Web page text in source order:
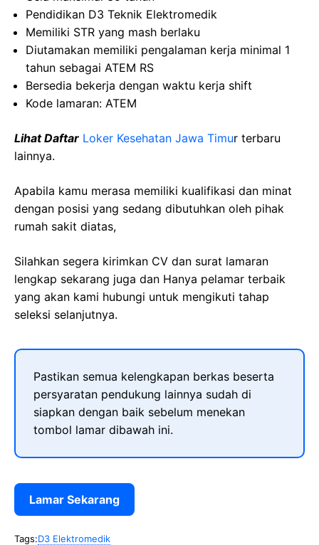
Pendidikan D3 Teknik Elektromedik
Memiliki STR yang mash berlaku
Diutamakan memiliki pengalaman kerja minimal 1
tahun sebagai ATEM RS
Bersedia bekerja dengan waktu kerja shift
Kode lamaran: ATEM
Lihat Daftar Loker Kesehatan Jawa Timur terbaru
lainnya.
Apabila kamu merasa memiliki kualifikasi dan minat
dengan posisi yang sedang dibutuhkan oleh pihak
rumah sakit diatas,
Silahkan segera kirimkan CV dan surat lamaran
lengkap sekarang juga dan Hanya pelamar terbaik
yang akan kami hubungi untuk mengikuti tahap
seleksi selanjutnya.
Pastikan semua kelengkapan berkas beserta
persyaratan pendukung lainnya sudah di
siapkan dengan baik sebelum menekan
tombol lamar dibawah ini.
Lamar Sekarang
Tags:D3 Elektromedik